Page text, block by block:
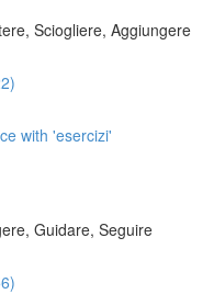
Sciogliere, Aggiungere
with 'esercizi'
Guidare, Seguire